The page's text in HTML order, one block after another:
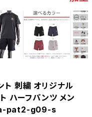
ト 刺繍 オリジナル
ハーフパンツ メン
a-pat2-g09-s